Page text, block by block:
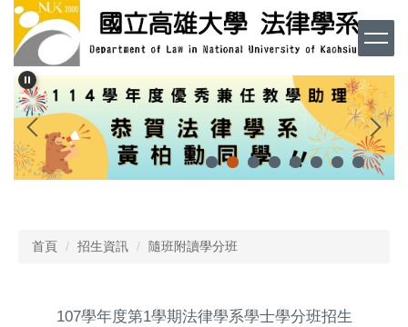
跳
主
要
內
容
首頁 招生資訊 隨班附讀學分班
107學年度第1學期法律學系學士學分班招生